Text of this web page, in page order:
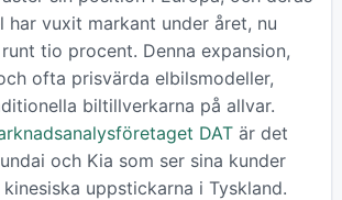
har vuxit markant under året, nu
tio procent. Denna expansion,
ofta prisvärda elbilsmodeller,
biltillverkarna på allvar.
DATär det
och Kia som ser sina kunder
uppstickarna i Tyskland.